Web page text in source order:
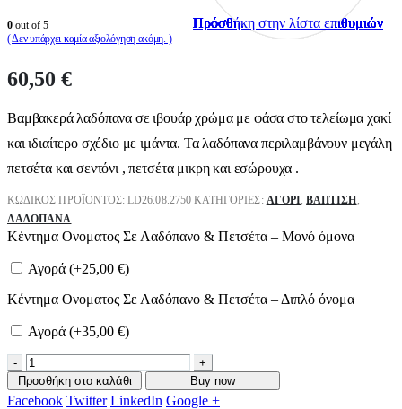
0 out of 5
( Δεν υπάρχει καμία αξιολόγηση ακόμη. )
60,50 €
Βαμβακερά λαδόπανα σε ιβουάρ χρώμα με φάσα στο τελείωμα χακί
και ιδιαίτερο σχέδιο με ιμάντα. Τα λαδόπανα περιλαμβάνουν μεγάλη
πετσέτα και σεντόνι , πετσέτα μικρη και εσώρουχα .
ΚΩΔΙΚΌΣ ΠΡΟΪΌΝΤΟΣ:LD26.08.2750 ΚΑΤΗΓΟΡΊΕΣ: ΑΓΌΡΙ,ΒΑΠΤΙΣΗ
ΛΑΔΌΠΑΝΑ
Κέντημα Ονοματος Σε Λαδόπανο & Πετσέτα – Μονό όμονα
Αγορά (+25,00 €)
Κέντημα Ονοματος Σε Λαδόπανο & Πετσέτα – Διπλό όνομα
Αγορά (+35,00 €)
-
+
Προσθήκη στο καλάθι
Buy now
Facebook Twitter LinkedIn Google +
Πρόσθήκη στην λίστα επιθυμιών
Πρόσθήκη στην λίστα επιθυμιών
Πρόσθήκη στην λίστα επιθυμιών
Πρόσθήκη στην λίστα επιθυμιών
Πρόσθήκη στην λίστα επιθυμιών
Πρόσθήκη στην λίστα επιθυμιών
Πρόσθήκη στην λίστα επιθυμιών
Πρόσθήκη στην λίστα επιθυμιών
Πρόσθήκη στην λίστα επιθυμιών
Πρόσθήκη στην λίστα επιθυμιών